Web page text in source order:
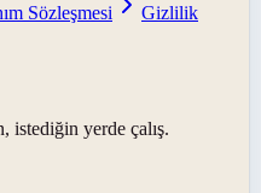
Sözleşmesi
Gizlilik
yerde çalış.